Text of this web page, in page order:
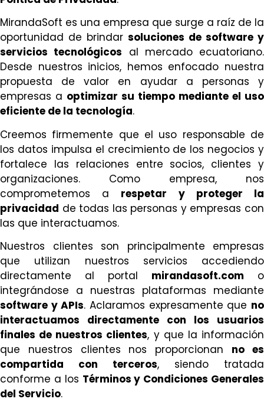
MirandaSoft es una empresa que surge a raíz de la
oportunidad de brindar soluciones de software y
servicios tecnológicos al mercado ecuatoriano.
Desde nuestros inicios, hemos enfocado nuestra
propuesta de valor en ayudar a personas y
empresas a optimizar su tiempo mediante el uso
eficiente de la tecnología.
Creemos firmemente que el uso responsable de
los datos impulsa el crecimiento de los negocios y
fortalece las relaciones entre socios, clientes y
organizaciones. Como empresa, nos
comprometemos a respetar y proteger la
privacidad de todas las personas y empresas con
las que interactuamos.
Nuestros clientes son principalmente empresas
que utilizan nuestros servicios accediendo
directamente al portal mirandasoft.com o
integrándose a nuestras plataformas mediante
software y APIs. Aclaramos expresamente que no
interactuamos directamente con los usuarios
finales de nuestros clientes, y que la información
que nuestros clientes nos proporcionan no es
compartida con terceros, siendo tratada
conforme a los Términos y Condiciones Generales
del Servicio.